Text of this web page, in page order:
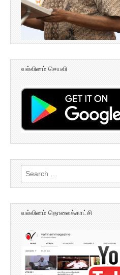
வல்லினம் செயலி
Search
for:
வல்லினம் தொலைக்காட்சி